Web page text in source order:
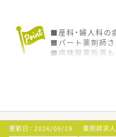
■産科・婦人科の
■パート薬剤師さ
■病棟服薬指導も
更新日： 2026/06/19 薬剤師求人